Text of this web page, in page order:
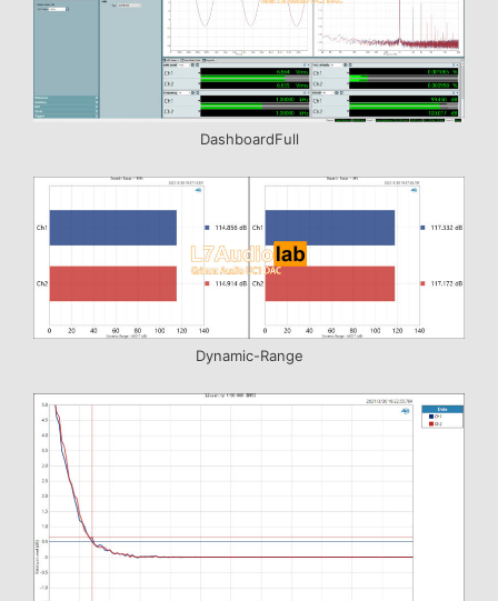
DashboardFull
Dynamic-Range